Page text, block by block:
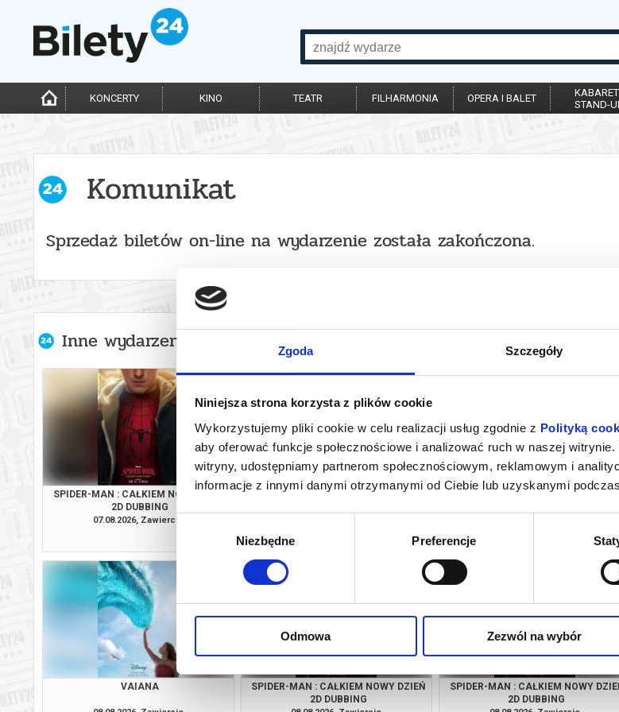
Zgoda Szczegóły
Niniejsza strona korzysta z plików cookie
Wykorzystujemy pliki cookie w celu realizacji usług zgodnie z Polityką
aby oferować funkcje społecznościowe i analizować ruch w naszej
witryny, udostępniamy partnerom społecznościowym, reklamowym i
informacje z innymi danymi otrzymanymi od Ciebie lub uzyskanymi
Niezbędne Preferencje
Odmowa Zezwól na wybór
KONCERTY KINO TEATR FILHARMONIA OPERA I BALET
STAND-
Komunikat
Sprzedaż biletów on-line na wydarzenie została zakończona.
Inne wydarzenia organizatora
SPIDER-MAN : CAŁKIEM NOWY DZIEŃ
2D DUBBING
07.08.2026, Zawiercie
PSI PATROL I DINOZAURY
kup bilet
SPIDER-MAN : CAŁKIEM NOWY DZIEŃ
kup
VAIANA
SPIDER-MAN : CAŁKIEM NOWY DZIEŃ
2D DUBBING
SPIDER-MAN : CAŁKIEM NOWY
2D DUBBING